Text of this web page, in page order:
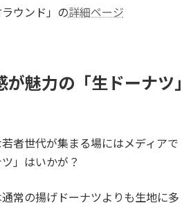
ラウンド」の詳細ページ
魅力の「生ドーナツ」
者世代が集まる場にはメディアで
」はいかが？
通常の揚げドーナツよりも生地に多